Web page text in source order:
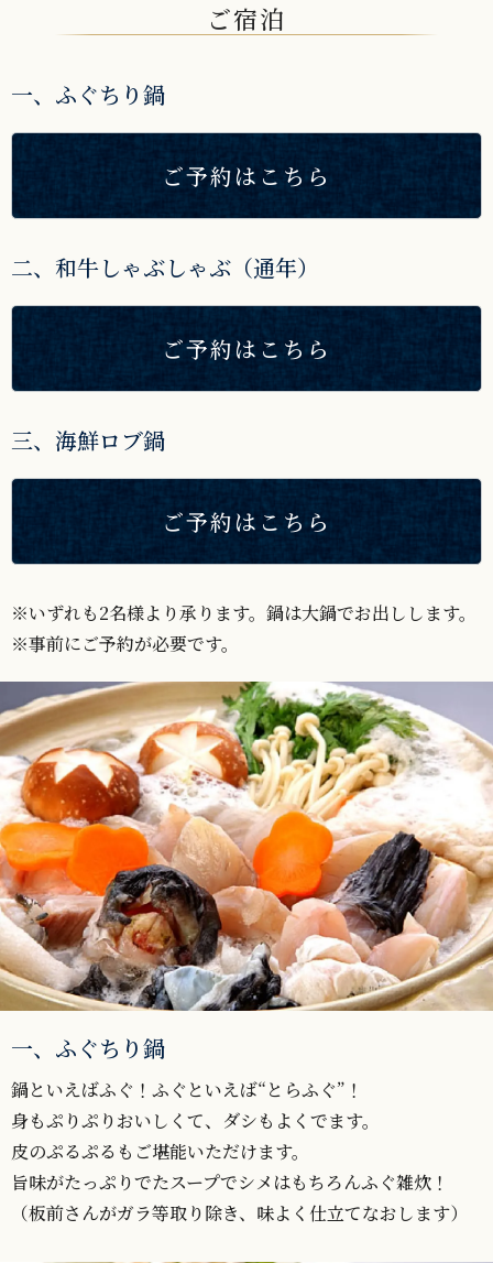
ご宿泊
一、ふぐちり鍋
ご予約はこちら
二、和牛しゃぶしゃぶ（通年）
ご予約はこちら
三、海鮮ロブ鍋
ご予約はこちら
※いずれも2名様より承ります。鍋は大鍋でお出しします。
※事前にご予約が必要です。
一、ふぐちり鍋
鍋といえばふぐ！ふぐといえば“とらふぐ”！
身もぷりぷりおいしくて、ダシもよくでます。
皮のぷるぷるもご堪能いただけます。
旨味がたっぷりでたスープでシメはもちろんふぐ雑炊！
（板前さんがガラ等取り除き、味よく仕立てなおします）